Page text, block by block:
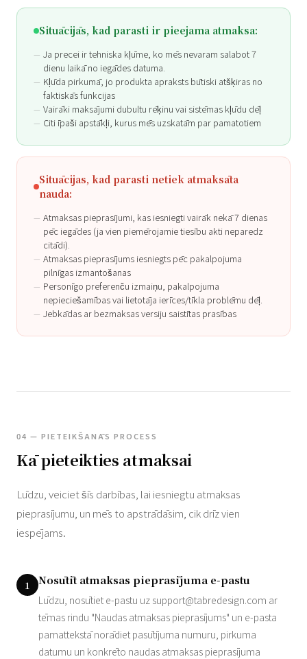
Situācijās, kad parasti ir pieejama atmaksa:
Ja precei ir tehniska kļūme, ko mēs nevaram salabot 7
dienu laikā no iegādes datuma.
Kļūda pirkumā, jo produkta apraksts būtiski atšķiras no
faktiskās funkcijas
Vairāki maksājumi dubultu rēķinu vai sistēmas kļūdu dēļ
Citi īpaši apstākļi, kurus mēs uzskatām par pamatotiem
Situācijas, kad parasti netiek atmaksāta
nauda:
Atmaksas pieprasījumi, kas iesniegti vairāk nekā 7 dienas
pēc iegādes (ja vien piemērojamie tiesību akti neparedz
citādi).
Atmaksas pieprasījums iesniegts pēc pakalpojuma
pilnīgas izmantošanas
Personīgo preferenču izmaiņu, pakalpojuma
nepieciešamības vai lietotāja ierīces/tīkla problēmu dēļ.
Jebkādas ar bezmaksas versiju saistītas prasības
04 — PIETEIKŠANĀS PROCESS
Kā pieteikties atmaksai
Lūdzu, veiciet šīs darbības, lai iesniegtu atmaksas
pieprasījumu, un mēs to apstrādāsim, cik drīz vien
iespējams.
1 Nosūtīt atmaksas pieprasījuma e-pastu
Lūdzu, nosūtiet e-pastu uz support@tabredesign.com ar
tēmas rindu "Naudas atmaksas pieprasījums" un e-pasta
pamattekstā norādiet pasūtījuma numuru, pirkuma
datumu un konkrēto naudas atmaksas pieprasījuma